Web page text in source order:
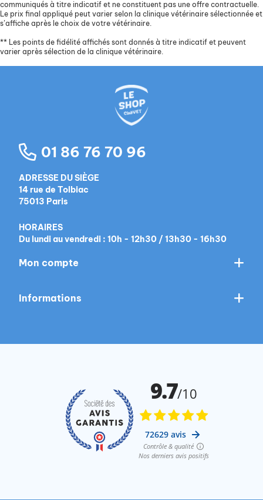
communiqués à titre indicatif et ne constituent pas une offre contractuelle.
Le prix final appliqué peut varier selon la clinique vétérinaire sélectionnée et
s’affiche après le choix de votre vétérinaire.
** Les points de fidélité affichés sont donnés à titre indicatif et peuvent
varier après sélection de la clinique vétérinaire.
01 86 76 70 96
ADRESSE DU SIÈGE
14 rue de Tolbiac
75013 Paris
HORAIRES
Du lundi au vendredi : 10h - 12h30 / 13h30 - 16h30
Mon compte
Informations